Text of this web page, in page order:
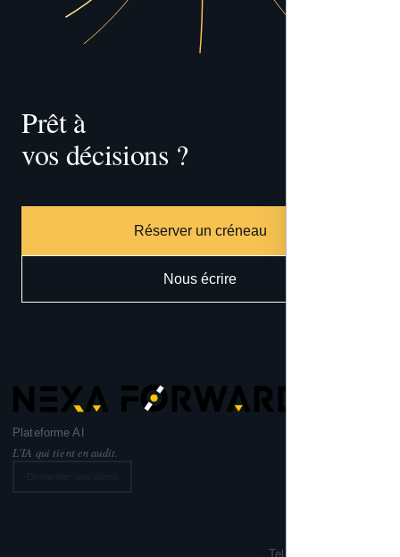
Prêt à
gouverner
vos décisions ?
Réserver un créneau
Nous écrire
Plateforme AI
L'IA qui tient en audit.
Tel: +33 6 99 02 72 50